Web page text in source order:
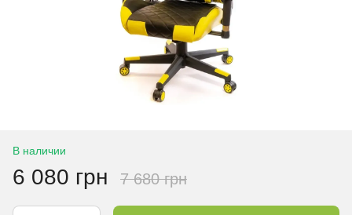
В наличии
6 080 грн 7 680 грн